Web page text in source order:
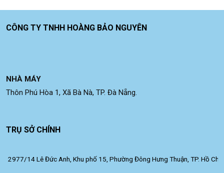
CÔNG TY TNHH HOÀNG BẢO NGUYÊN
NHÀ MÁY
Thôn Phú Hòa 1, Xã Bà Nà, TP. Đà Nẵng.
TRỤ SỞ CHÍNH
2977/14 Lê Đức Anh, Khu phố 15, Phường Đông Hưng Thuận, TP. Hồ Chí